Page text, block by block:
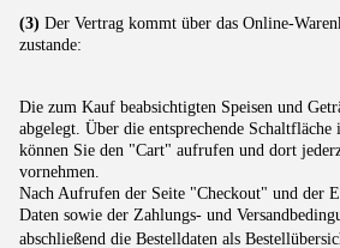
(3) Der Vertrag kommt über das Online-
zustande:
Die zum Kauf beabsichtigten Speisen und
abgelegt. Über die entsprechende
können Sie den "Cart" aufrufen und dort
vornehmen.
Nach Aufrufen der Seite "Checkout" und der
Daten sowie der Zahlungs- und
abschließend die Bestelldaten als